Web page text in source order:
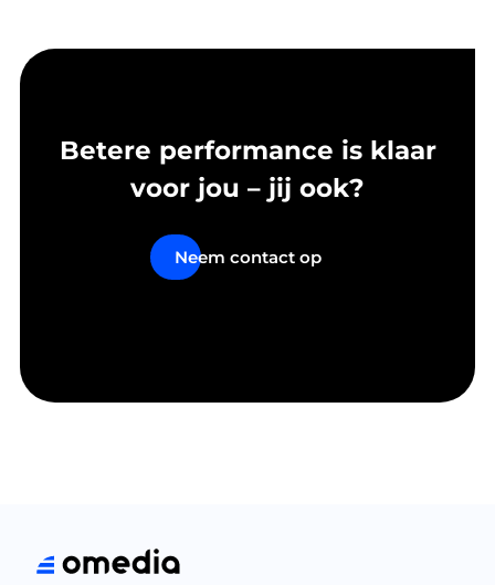
Betere performance is klaar
voor jou – jij ook?
Neem contact op